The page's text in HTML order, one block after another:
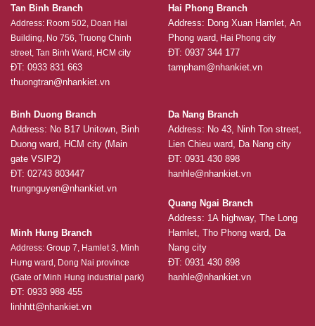
Tan Binh Branch
Address: Room 502, Doan Hai
Building, No 756, Truong Chinh
street, Tan Binh Ward, HCM city
ĐT: 0933 831 663
thuongtran@nhankiet.vn
Hai Phong Branch
Address: Dong Xuan Hamlet, An
Phong ward, Hai Phong city
ĐT: 0937 344 177
tampham@nhankiet.vn
Binh Duong Branch
Address: No B17 Unitown, Binh
Duong ward, HCM city (Main
gate VSIP2)
ĐT: 02743 803447
trungnguyen@nhankiet.vn
Minh Hung Branch
Address: Group 7, Hamlet 3, Minh
Hưng ward, Dong Nai province
(Gate of Minh Hung industrial park)
ĐT: 0933 988 455
linhhtt@nhankiet.vn
Da Nang Branch
Address: No 43, Ninh Ton street,
Lien Chieu ward, Da Nang city
ĐT: 0931 430 898
hanhle@nhankiet.vn
Quang Ngai Branch
Address: 1A highway, The Long
Hamlet, Tho Phong ward, Da
Nang city
ĐT: 0931 430 898
hanhle@nhankiet.vn